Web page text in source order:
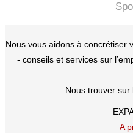
Nous vous aidons à concrétiser
- conseils et services sur
Nous trouver sur
A